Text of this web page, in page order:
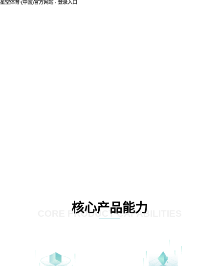
星空体育·(中国)官方网站 - 登录入口
核心产品能力
CORE PRODUCT CAPABILITIES